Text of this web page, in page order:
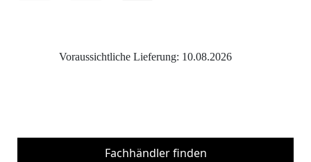
Voraussichtliche Lieferung: 10.08.2026
Fachhändler finden